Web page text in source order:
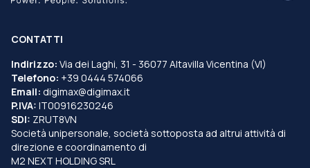
CONTATTI
Indirizzo: Via dei Laghi, 31 - 36077 Altavilla Vicentina (VI)
Telefono: +39 0444 574066
Email: digimax@digimax.it
P.IVA: IT00916230246
SDI: ZRUT8VN
Società unipersonale, società sottoposta ad altrui attività di
direzione e coordinamento di
M2 NEXT HOLDING SRL